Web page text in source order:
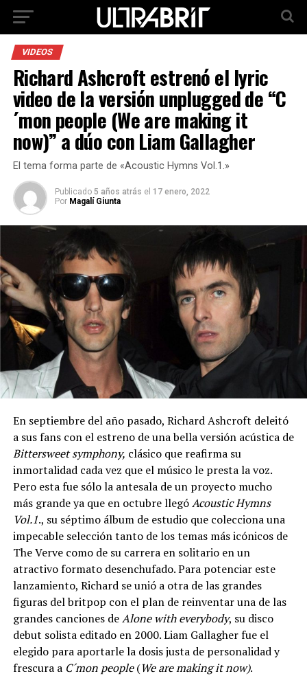
VIDEOS
Richard Ashcroft estrenó el lyric
video de la versión unplugged de “C
´mon people (We are making it
now)” a dúo con Liam Gallagher
El tema forma parte de «Acoustic Hymns Vol.1.»
Publicado 5 años atrás el 17 enero, 2022
Por Magalí Giunta
En septiembre del año pasado, Richard Ashcroft deleitó
a sus fans con el estreno de una bella versión acústica de
Bittersweet symphony, clásico que reafirma su
inmortalidad cada vez que el músico le presta la voz.
Pero esta fue sólo la antesala de un proyecto mucho
más grande ya que en octubre llegóAcoustic Hymns
Vol.1., su séptimo álbum de estudio que colecciona una
impecable selección tanto de los temas más icónicos de
The Verve como de su carrera en solitario en un
atractivo formato desenchufado. Para potenciar este
lanzamiento, Richard se unió a otra de las grandes
figuras del britpop con el plan de reinventar una de las
grandes canciones deAlone with everybody, su disco
debut solista editado en 2000. Liam Gallagher fue el
elegido para aportarle la dosis justa de personalidad y
frescura a C´mon people(We are making it now).